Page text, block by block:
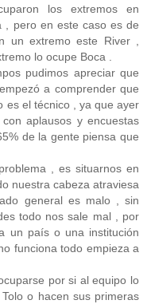
los extremos en
, pero en este caso es de
un extremo este River ,
lo ocupe Boca .
pudimos apreciar que
a comprender que
es el técnico , ya que ayer
aplausos y encuestas
de la gente piensa que
, es situarnos en
nuestra cabeza atraviesa
general es malo , sin
todo nos sale mal , por
un país o una institución
funciona todo empieza a
por si al equipo lo
o hacen sus primeras